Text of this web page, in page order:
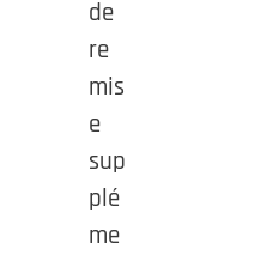
de
re
mis
e
sup
plé
me